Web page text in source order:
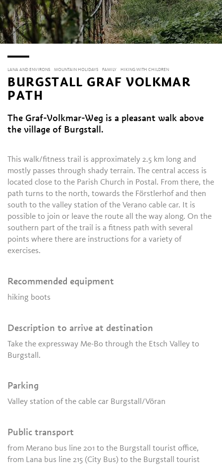
LANA AND ENVIRONS MOUNTAIN HOLIDAYS FAMILY HIKING WITH CHILDREN
BURGSTALL GRAF VOLKMAR
PATH
The Graf-Volkmar-Weg is a pleasant walk above
the village of Burgstall.
This walk/fitness trail is approximately 2.5 km long and
mostly passes through shady terrain. The central access is
located close to the Parish Church in Postal. From there, the
path turns to the north, towards the Förstlerhof and then
south to the valley station of the Verano cable car. It is
possible to join or leave the route all the way along. On the
southern part of the trail is a fitness path with several
points where there are instructions for a variety of
exercises.
Recommended equipment
hiking boots
Description to arrive at destination
Take the expressway Me-Bo through the Etsch Valley to
Burgstall.
Parking
Valley station of the cable car Burgstall/Vöran
Public transport
from Merano bus line 201 to the Burgstall tourist office,
from Lana bus line 215 (City Bus) to the Burgstall tourist